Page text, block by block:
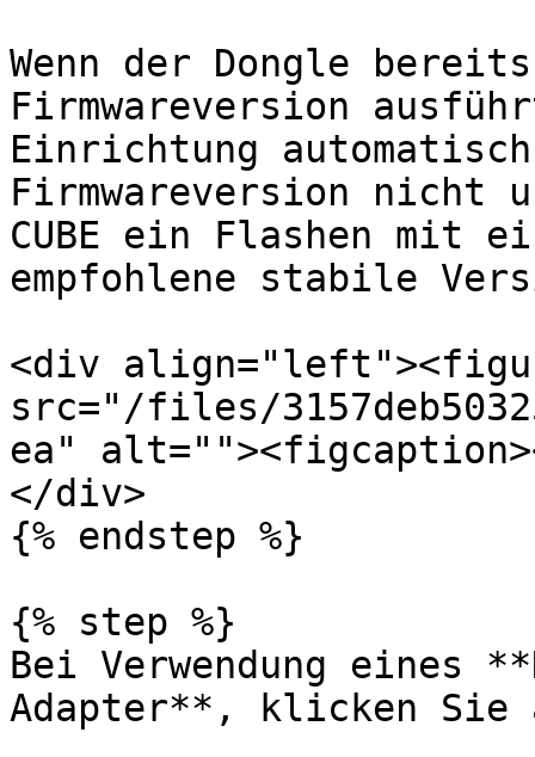
Wenn der Dongle
Firmwareversion
Einrichtung
Firmwareversion
CUBE ein Flashen mit
empfohlene stabile
<div
src="/files/
ea"
</div>
{% endstep %}
{% step %}
Bei Verwendung eines
Adapter**, klicken